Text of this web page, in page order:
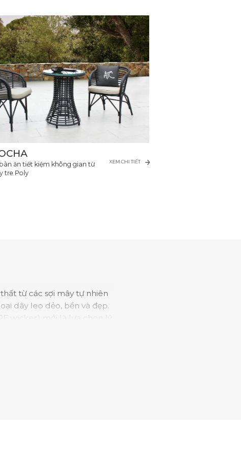
ăn tiết kiệm không gian từ
tre Poly
XEM CHI TIẾT
từ các sợi mây tự nhiên
dây leo dẻo, bền và đẹp.
wicker) mới là lựa chọn lý
rỉ sét. Tóm lại, bàn ghế
độ bền hiện đại của vật